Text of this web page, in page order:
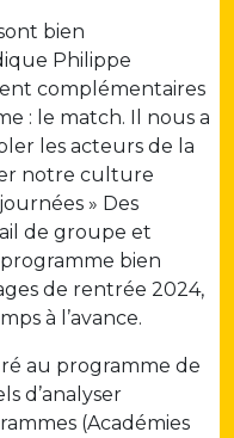
bien
Philippe
complémentaires
: le match. Il nous a
les acteurs de la
notre culture
» Des
de groupe et
bien
de rentrée 2024,
à l’avance.
au programme de
d’analyser
(Académies